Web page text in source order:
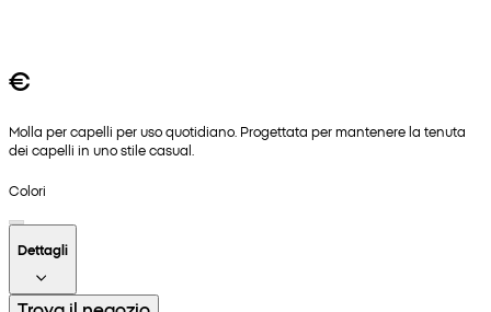
€
Molla per capelli per uso quotidiano. Progettata per mantenere la tenuta
dei capelli in uno stile casual.
Colori
Dettagli